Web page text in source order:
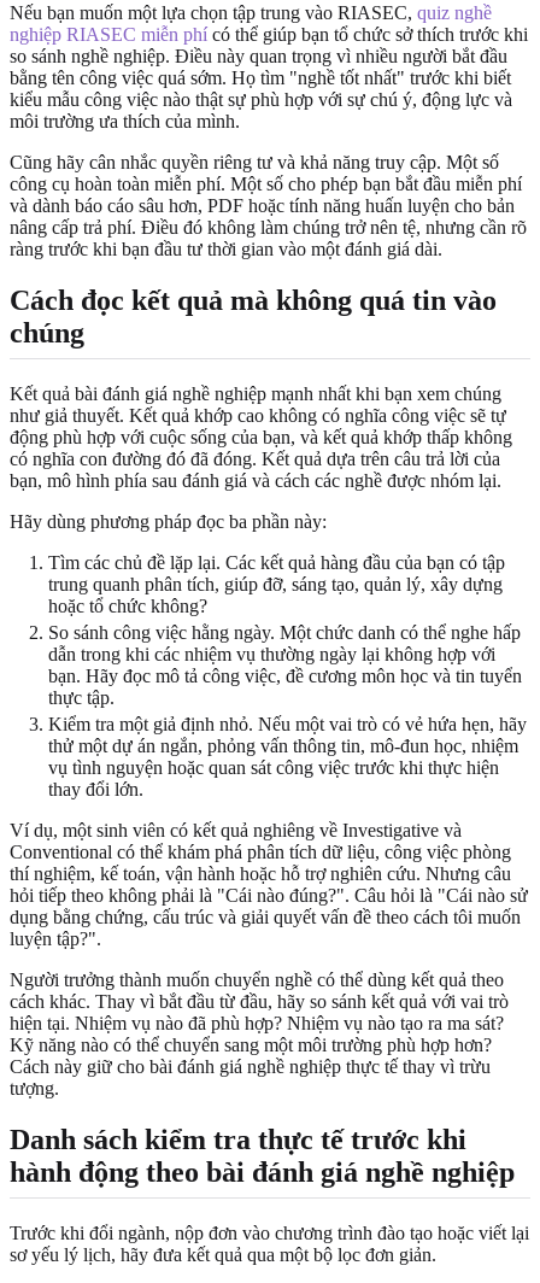
Nếu bạn muốn một lựa chọn tập trung vào RIASEC, quiz nghề
nghiệp RIASEC miễn phí có thể giúp bạn tổ chức sở thích trước khi
so sánh nghề nghiệp. Điều này quan trọng vì nhiều người bắt đầu
bằng tên công việc quá sớm. Họ tìm "nghề tốt nhất" trước khi biết
kiểu mẫu công việc nào thật sự phù hợp với sự chú ý, động lực và
môi trường ưa thích của mình.
Cũng hãy cân nhắc quyền riêng tư và khả năng truy cập. Một số
công cụ hoàn toàn miễn phí. Một số cho phép bạn bắt đầu miễn phí
và dành báo cáo sâu hơn, PDF hoặc tính năng huấn luyện cho bản
nâng cấp trả phí. Điều đó không làm chúng trở nên tệ, nhưng cần rõ
ràng trước khi bạn đầu tư thời gian vào một đánh giá dài.
Cách đọc kết quả mà không quá tin vào
chúng
Kết quả bài đánh giá nghề nghiệp mạnh nhất khi bạn xem chúng
như giả thuyết. Kết quả khớp cao không có nghĩa công việc sẽ tự
động phù hợp với cuộc sống của bạn, và kết quả khớp thấp không
có nghĩa con đường đó đã đóng. Kết quả dựa trên câu trả lời của
bạn, mô hình phía sau đánh giá và cách các nghề được nhóm lại.
Hãy dùng phương pháp đọc ba phần này:
Tìm các chủ đề lặp lại. Các kết quả hàng đầu của bạn có tập
trung quanh phân tích, giúp đỡ, sáng tạo, quản lý, xây dựng
hoặc tổ chức không?
So sánh công việc hằng ngày. Một chức danh có thể nghe hấp
dẫn trong khi các nhiệm vụ thường ngày lại không hợp với
bạn. Hãy đọc mô tả công việc, đề cương môn học và tin tuyển
thực tập.
Kiểm tra một giả định nhỏ. Nếu một vai trò có vẻ hứa hẹn, hãy
thử một dự án ngắn, phỏng vấn thông tin, mô-đun học, nhiệm
vụ tình nguyện hoặc quan sát công việc trước khi thực hiện
thay đổi lớn.
Ví dụ, một sinh viên có kết quả nghiêng về Investigative và
Conventional có thể khám phá phân tích dữ liệu, công việc phòng
thí nghiệm, kế toán, vận hành hoặc hỗ trợ nghiên cứu. Nhưng câu
hỏi tiếp theo không phải là "Cái nào đúng?". Câu hỏi là "Cái nào sử
dụng bằng chứng, cấu trúc và giải quyết vấn đề theo cách tôi muốn
luyện tập?".
Người trưởng thành muốn chuyển nghề có thể dùng kết quả theo
cách khác. Thay vì bắt đầu từ đầu, hãy so sánh kết quả với vai trò
hiện tại. Nhiệm vụ nào đã phù hợp? Nhiệm vụ nào tạo ra ma sát?
Kỹ năng nào có thể chuyển sang một môi trường phù hợp hơn?
Cách này giữ cho bài đánh giá nghề nghiệp thực tế thay vì trừu
tượng.
Danh sách kiểm tra thực tế trước khi
hành động theo bài đánh giá nghề nghiệp
Trước khi đổi ngành, nộp đơn vào chương trình đào tạo hoặc viết lại
sơ yếu lý lịch, hãy đưa kết quả qua một bộ lọc đơn giản.